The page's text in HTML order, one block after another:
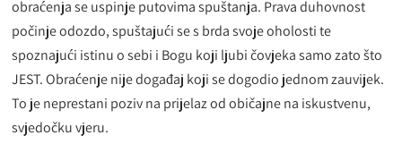
obraćenja se uspinje putovima spuštanja. Prava duhovnost
počinje odozdo, spuštajući se s brda svoje oholosti te
spoznajući istinu o sebi i Bogu koji ljubi čovjeka samo zato što
JEST. Obraćenje nije događaj koji se dogodio jednom zauvijek.
To je neprestani poziv na prijelaz od običajne na iskustvenu,
svjedočku vjeru.